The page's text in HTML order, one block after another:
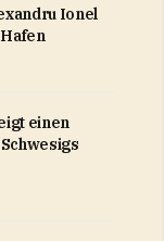
Ionel
einen